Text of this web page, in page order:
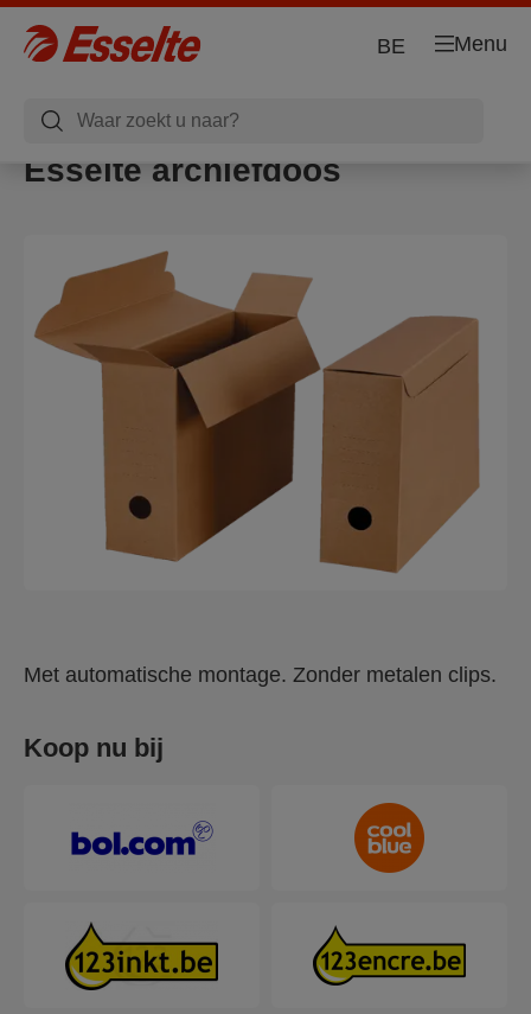
Menu
BE
Esselte archiefdoos
Met automatische montage. Zonder metalen clips.
Koop nu bij